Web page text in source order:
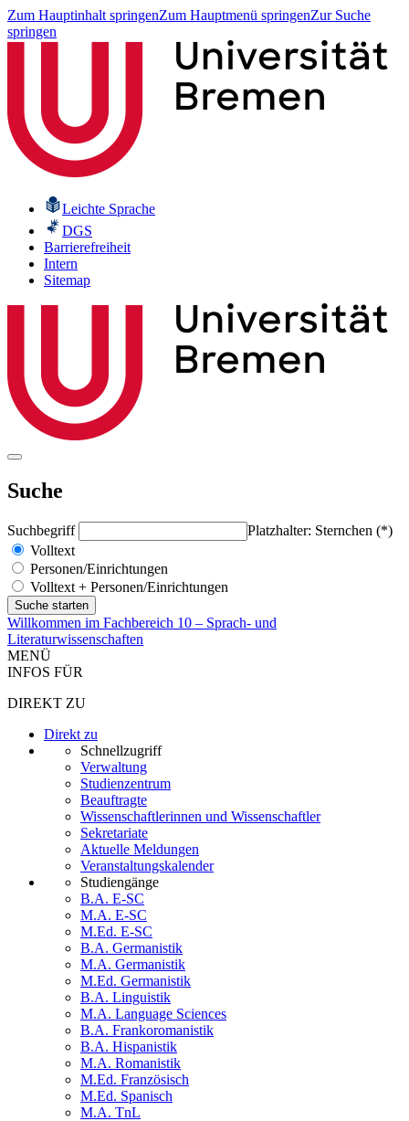
Zum Hauptinhalt springenZum Hauptmenü springenZur Suche
springen
Leichte Sprache
DGS
Barrierefreiheit
Intern
Sitemap
Suche
Suchbegriff
Platzhalter: Sternchen (*)
Volltext
Personen/Einrichtungen
Volltext + Personen/Einrichtungen
Willkommen im Fachbereich 10 – Sprach- und
Literaturwissenschaften
MENÜ
INFOS FÜR
DIREKT ZU
Direkt zu
Schnellzugriff
Verwaltung
Studienzentrum
Beauftragte
Wissenschaftlerinnen und Wissenschaftler
Sekretariate
Aktuelle Meldungen
Veranstaltungskalender
Studiengänge
B.A. E-SC
M.A. E-SC
M.Ed. E-SC
B.A. Germanistik
M.A. Germanistik
M.Ed. Germanistik
B.A. Linguistik
M.A. Language Sciences
B.A. Frankoromanistik
B.A. Hispanistik
M.A. Romanistik
M.Ed. Französisch
M.Ed. Spanisch
M.A. TnL